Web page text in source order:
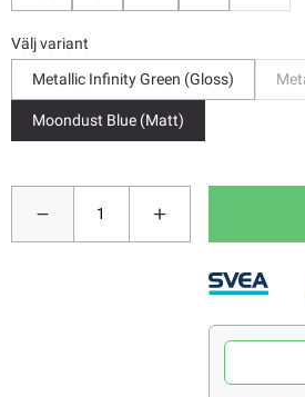
Välj variant
Metallic Infinity Green (Gloss)
Moondust Blue (Matt)